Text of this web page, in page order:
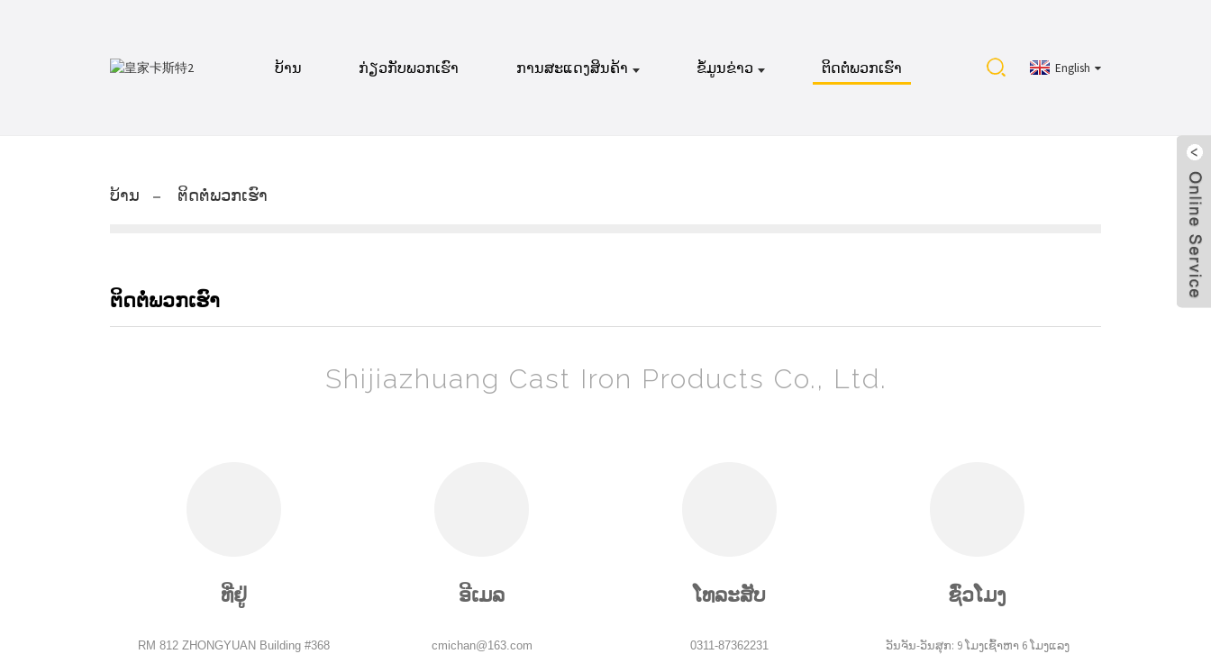
ບ້ານ ກ່ຽວກັບພວກເຮົາ ການສະແດງສິນຄ້າ ຂໍ້ມູນຂ່າວ ຕິດຕໍ່ພວກເຮົາ English
ບ້ານ ຕິດຕໍ່ພວກເຮົາ
ຕິດຕໍ່ພວກເຮົາ
Shijiazhuang Cast Iron Products Co., Ltd.
ທີ່ຢູ່
RM 812 ZHONGYUAN Building #368
ອີເມລ
cmichan@163.com
ໂທລະສັບ
0311-87362231
ຊົ່ວໂມງ
ວັນຈັນ-ວັນສຸກ: 9 ໂມງເຊົ້າຫາ 6 ໂມງແລງ